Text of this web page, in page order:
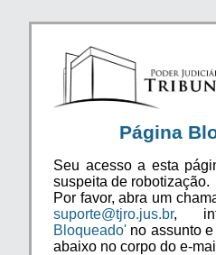
Página
Seu acesso a esta
suspeita de robotização.
Por favor, abra um
suporte@tjro.jus.br,
Bloqueado' no assunto
abaixo no corpo do e-